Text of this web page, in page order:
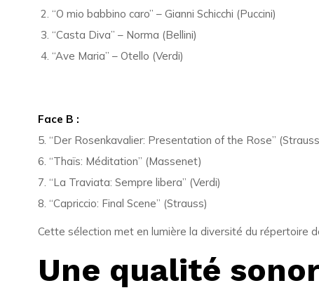
“O mio babbino caro” – Gianni Schicchi (Puccini)
“Casta Diva” – Norma (Bellini)
“Ave Maria” – Otello (Verdi)
Face B :
5. “Der Rosenkavalier: Presentation of the Rose”
6. “Thaïs: Méditation” (Massenet)
7. “La Traviata: Sempre libera” (Verdi)
8. “Capriccio: Final Scene” (Strauss)
Cette sélection met en lumière la diversité du répertoire
Une qualité